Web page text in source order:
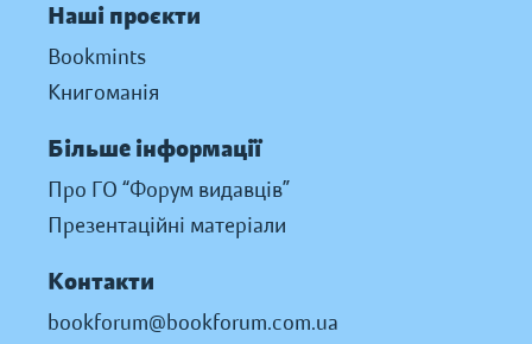
Наші проєкти
Bookmints
Книгоманія
Більше інформації
Про ГО “Форум видавців”
Презентаційні матеріали
Контакти
bookforum@bookforum.com.ua